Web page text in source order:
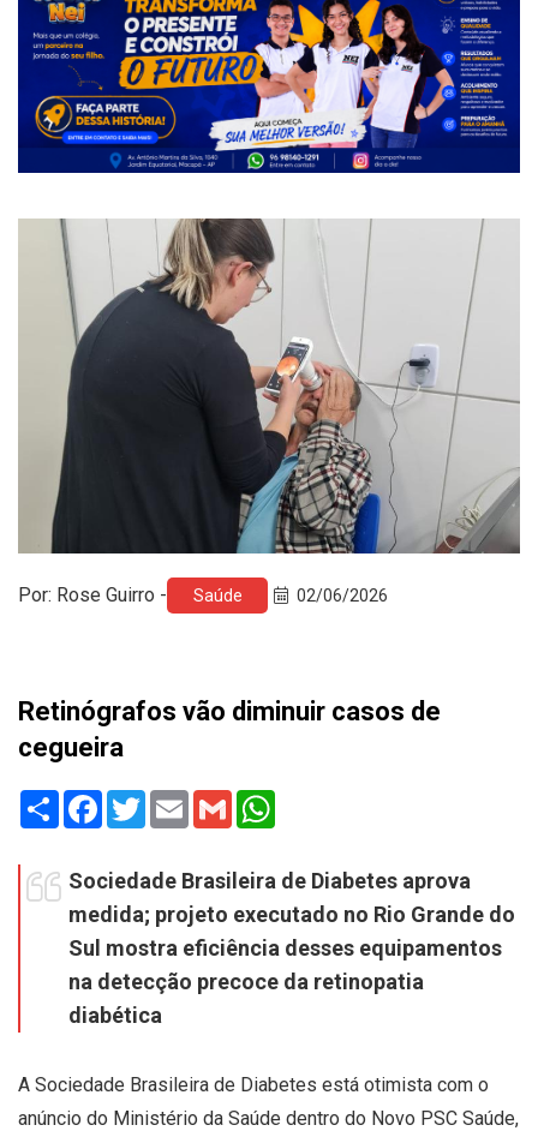
Por: Rose Guirro - Saúde 02/06/2026
Retinógrafos vão diminuir casos de
cegueira
Share Facebook
TwitterEmail Gmail
Sociedade Brasileira de Diabetes aprova
medida; projeto executado no Rio Grande do
Sul mostra eficiência desses equipamentos
na detecção precoce da retinopatia
diabética
A Sociedade Brasileira de Diabetes está otimista com o
anúncio do Ministério da Saúde dentro do Novo PSC Saúde,